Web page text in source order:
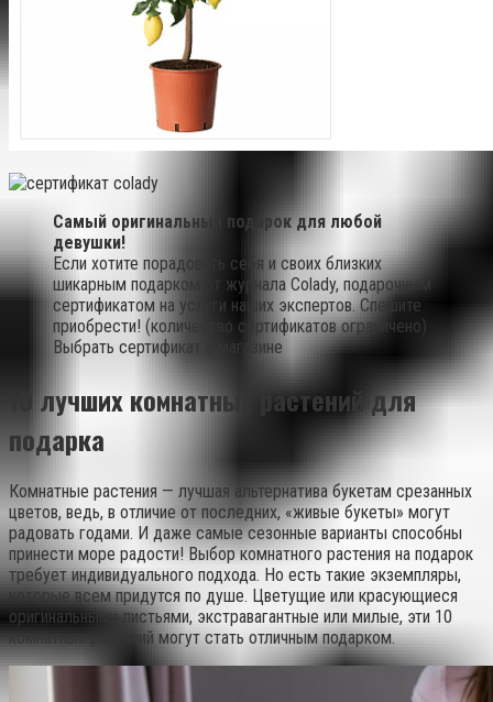
Самый оригинальный подарок для любой
девушки!
Если хотите порадовать себя и своих близких
шикарным подарком от журнала Colady, подарочным
сертификатом на услуги наших экспертов. Спешите
приобрести! (количество сертификатов ограничено)
Выбрать сертификат в магазине
10 лучших комнатных растений для
подарка
Комнатные растения — лучшая альтернатива букетам срезанных
цветов, ведь, в отличие от последних, «живые букеты» могут
радовать годами. И даже самые сезонные варианты способны
принести море радости! Выбор комнатного растения на подарок
требует индивидуального подхода. Но есть такие экземпляры,
которые всем придутся по душе. Цветущие или красующиеся
оригинальными листьями, экстравагантные или милые, эти 10
комнатных растений могут стать отличным подарком.